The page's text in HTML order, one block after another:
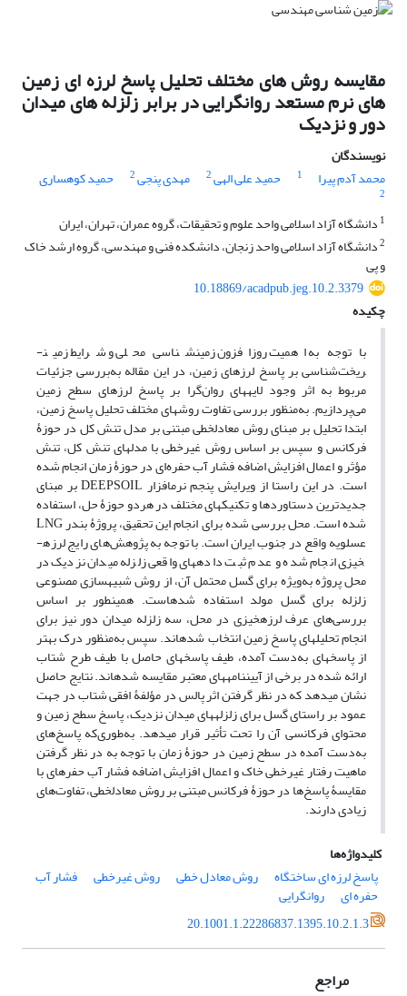
مقایسه روش های مختلف تحلیل پاسخ لرزه ای زمین
های نرم مستعد روانگرایی در برابر زلزله های میدان
دور و نزدیک
نویسندگان
محمد آدم پیرا
1 حمید علی الهی2 مهدی پنجی2 حمید کوهساری
2
1 دانشگاه آزاد اسلامی واحد علوم و تحقیقات، گروه عمران، تهران، ایران
2دانشگاه آزاد اسلامی واحد زنجان، دانشکده فنی و مهندسی، گروه ارشد خاک
و پی
10.18869/acadpub.jeg.10.2.3379
چکیده
با توجه به‌ اهمیت روزافزون زمین­شناسی محلی و شرایط زمین­
ریخت‌شناسی بر پاسخ لرزه­ای زمین، در این مقاله به‌بررسی جزئیات
مربوط به اثر وجود لایه­های روان‌گرا بر پاسخ لرزه­ای سطح زمین
می‌پردازیم. به‌منظور بررسی تفاوت­ روش­های مختلف تحلیل پاسخ زمین،
ابتدا تحلیل بر مبنای روش معادل­خطی مبتنی بر مدل تنش کل در حوزۀ
فرکانس و سپس بر اساس روش غیرخطی با مدل­های تنش کل، تنش
مؤثر و اعمال افزایش اضافه فشار آب حفره‌ای در حوزۀ زمان انجام شده
است. در این راستا از ویرایش پنجم نرم­افزار DEEPSOILبر مبنای
جدیدترین دستاوردها و تکنیک­های مختلف در هردو حوزۀ حل، استفاده
شده است. محل بررسی شده برای انجام این تحقیق، پروژۀ بندرLNG
عسلویه واقع در جنوب ایران است.
با توجه به پژوهش‌های رایج لرزه­
خیزی انجام شده و عدم ثبت داده­های واقعی زلزله میدان­ نزدیک در
محل پروژه به‌ویژه برای گسل محتمل آن، از روش شبیه­سازی مصنوعی
زلزله برای گسل مولد استفاده شده­است. همین­طور بر اساس
بررسی‌های عرف لرزه­خیزی در محل، سه زلزله میدان دور نیز برای
انجام تحلیل­های پاسخ زمین انتخاب شده­اند. سپس به‌منظور درک بهتر
از پاسخ­های به‌دست آمده، طیف پاسخ­های حاصل با طیف طرح شتاب
ارائه شده در برخی از آیین­نامه­های معتبر مقایسه شده­اند. نتایج‌ حاصل
نشان می­دهد که در نظر گرفتن اثر پالس در مؤلفۀ افقی شتاب در جهت
عمود بر راستای گسل برای زلزله­های میدان ­نزدیک، پاسخ سطح زمین و
محتوای فرکانسی آن را تحت تأثیر قرار می­دهد. به‌طوری‌که پاسخهای
به‌دست آمده در سطح زمین در حوزۀ زمان با توجه به در نظر گرفتن
ماهیت رفتار غیرخطی خاک و اعمال افزایش اضافه فشار آب حفره­ای با
مقایسۀ پاسخها در حوزۀ فرکانس مبتنی بر روش معادل­خطی، تفاوتهای
زیادی دارند.
کلیدواژه‌ها
پاسخ لرزه ای ساختگاه
روش معادل خطی روش غیرخطی فشار آب
حفره ای
روانگرایی
20.1001.1.22286837.1395.10.2.1.3
مراجع